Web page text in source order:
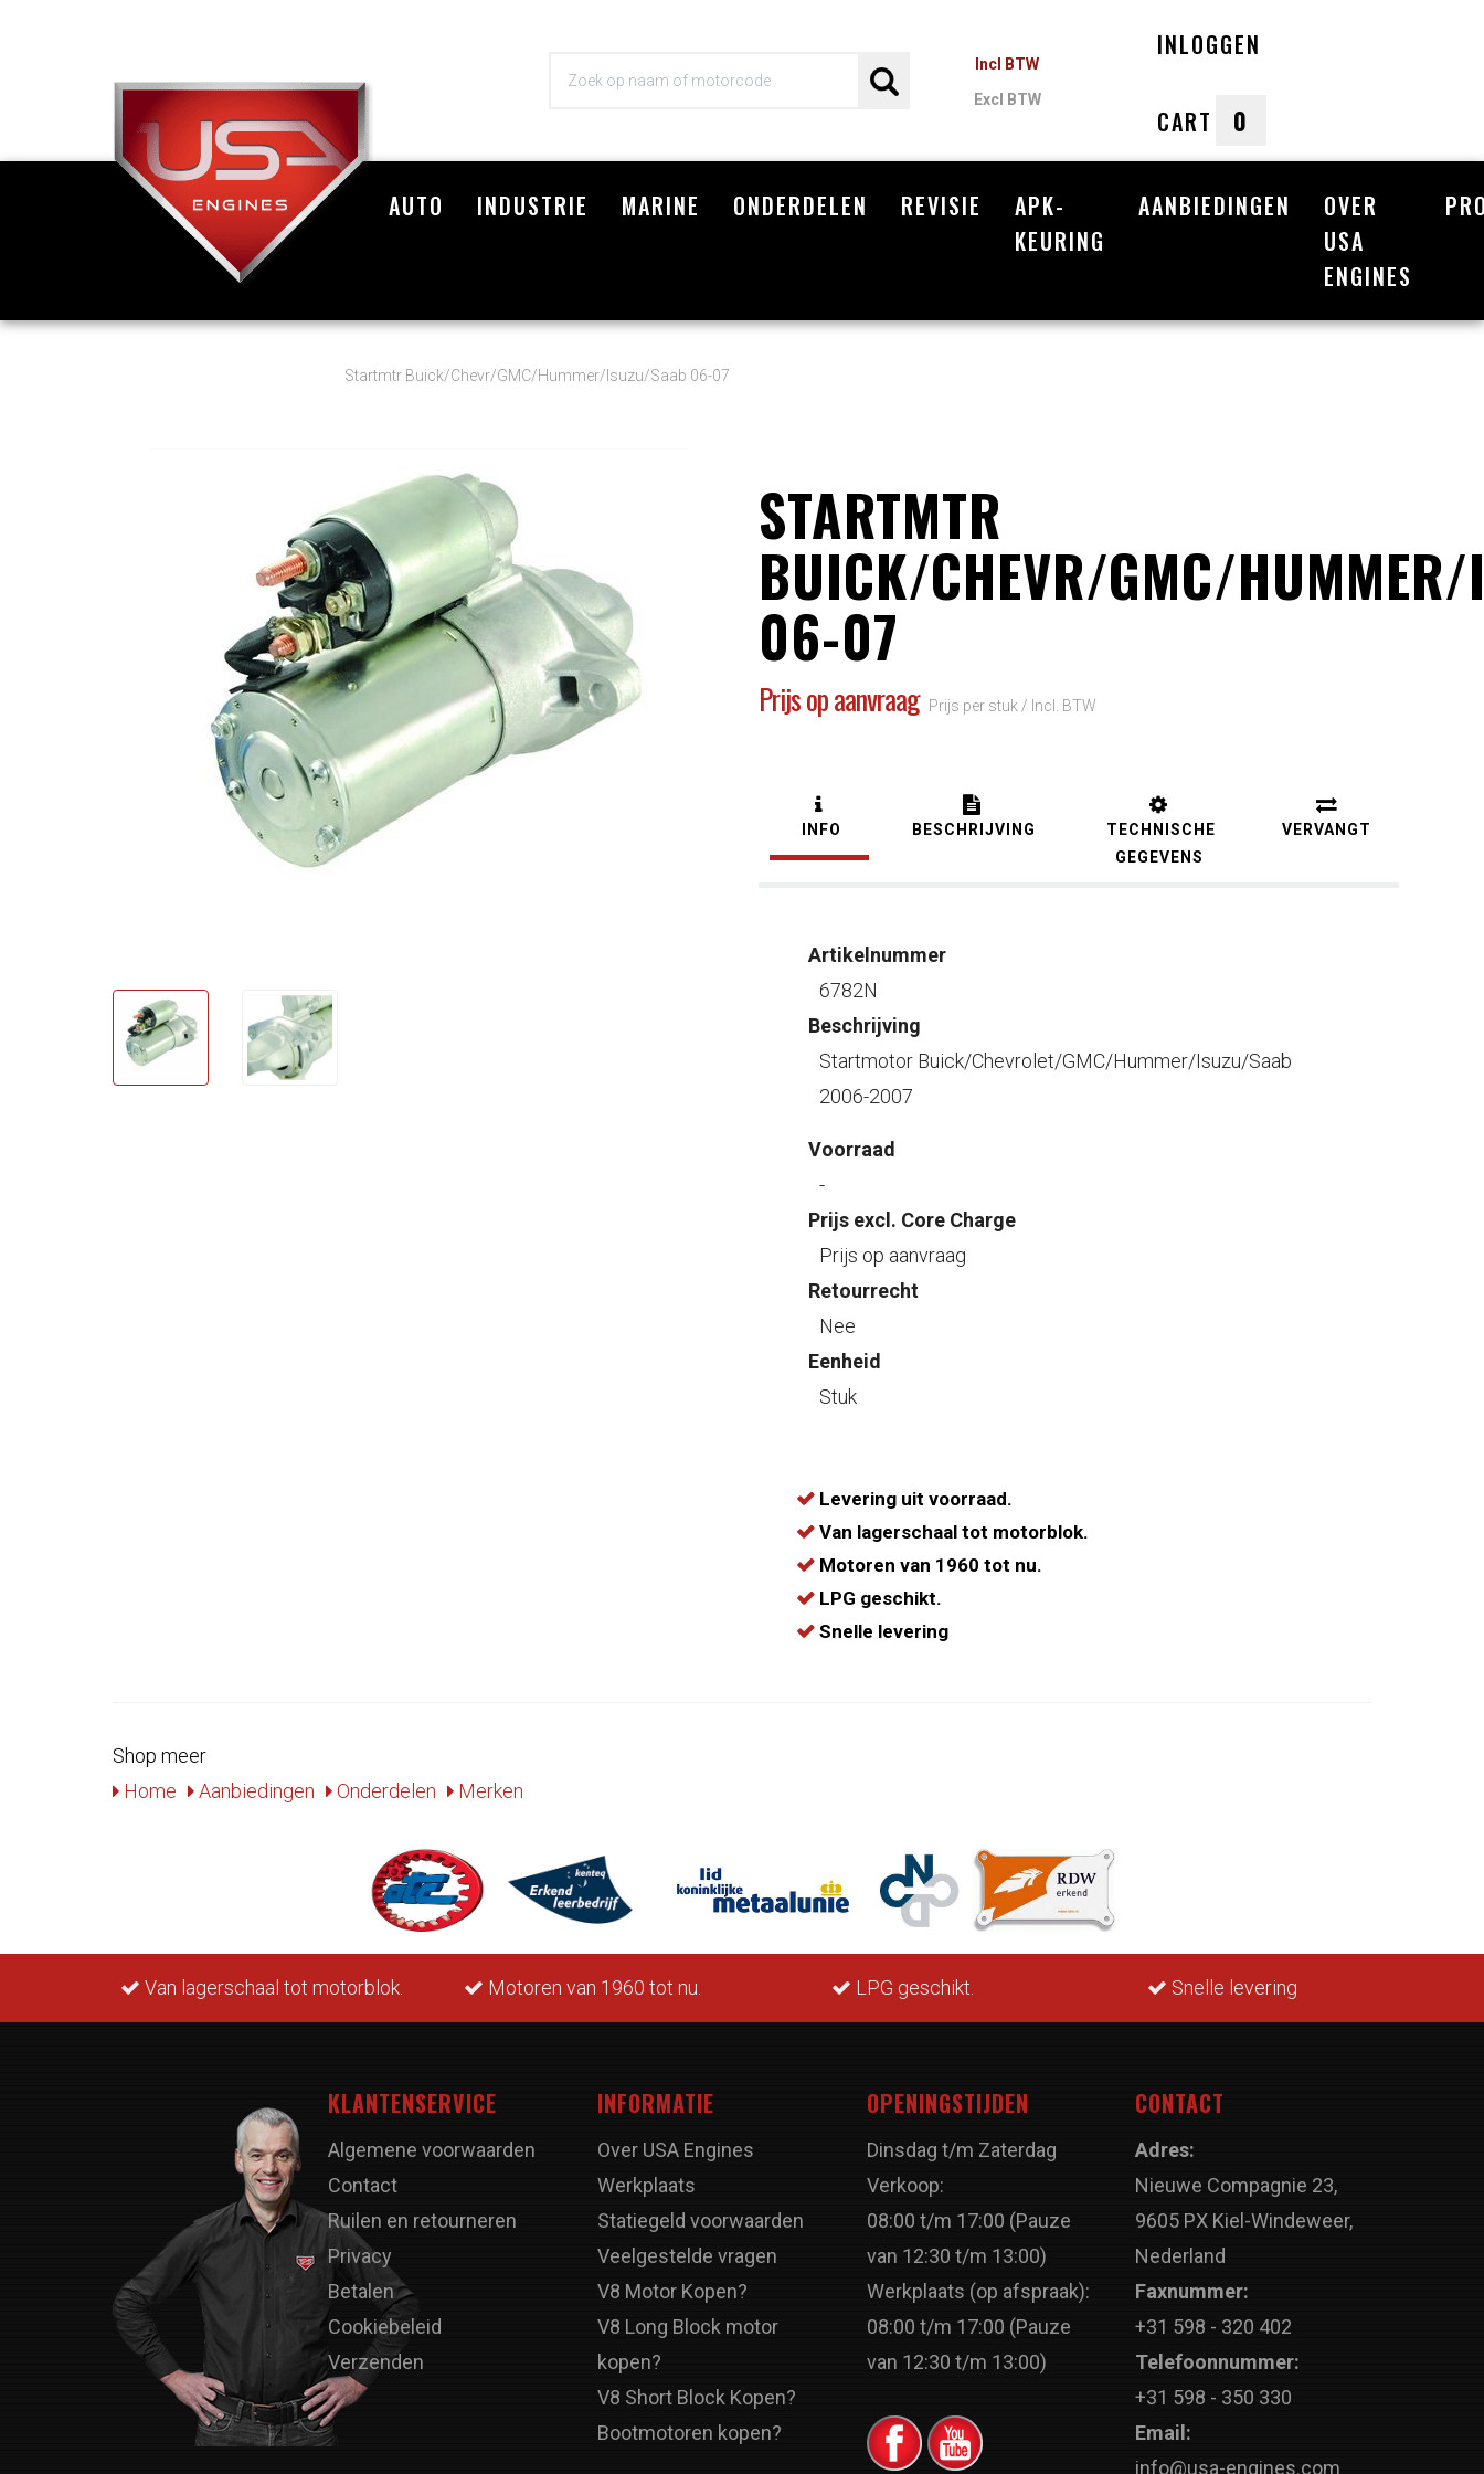
Incl BTW
Excl BTW
INLOGGEN
CART 0
Winkelwagen
AUTO INDUSTRIE MARINE ONDERDELEN REVISIE
APK-
KEURING
AANBIEDINGEN
OVER
USA
ENGINES
Startmtr Buick/Chevr/GMC/Hummer/Isuzu/Saab 06-07
STARTMTR
BUICK/CHEVR/GMC/
06-07
Prijs op aanvraag Prijs per stuk / Incl. BTW
INFO BESCHRIJVING
TECHNISCHE
GEGEVENS
VERVANGT
Artikelnummer
6782N
Beschrijving
Startmotor Buick/Chevrolet/GMC/Hummer/Isuzu/Saab
2006-2007
Voorraad
-
Prijs excl. Core Charge
Prijs op aanvraag
Retourrecht
Nee
Eenheid
Stuk
Levering uit voorraad.
Van lagerschaal tot motorblok.
Motoren van 1960 tot nu.
LPG geschikt.
Snelle levering
Shop meer
Home
Aanbiedingen Onderdelen Merken
Van lagerschaal tot motorblok. Motoren van 1960 tot nu. LPG geschikt. Snelle levering
KLANTENSERVICE
Algemene voorwaarden
Contact
Ruilen en retourneren
Privacy
Betalen
Cookiebeleid
Verzenden
INFORMATIE
Over USA Engines
Werkplaats
Statiegeld voorwaarden
Veelgestelde vragen
V8 Motor Kopen?
V8 Long Block motor
kopen?
V8 Short Block Kopen?
Bootmotoren kopen?
OPENINGSTIJDEN
Dinsdag t/m Zaterdag
Verkoop:
08:00 t/m 17:00 (Pauze
van 12:30 t/m 13:00)
Werkplaats (op afspraak):
08:00 t/m 17:00 (Pauze
van 12:30 t/m 13:00)
CONTACT
Adres:
Nieuwe Compagnie 23,
9605 PX Kiel-Windeweer,
Nederland
Faxnummer:
+31 598 - 320 402
Telefoonnummer:
+31 598 - 350 330
Email:
info@usa-engines.com